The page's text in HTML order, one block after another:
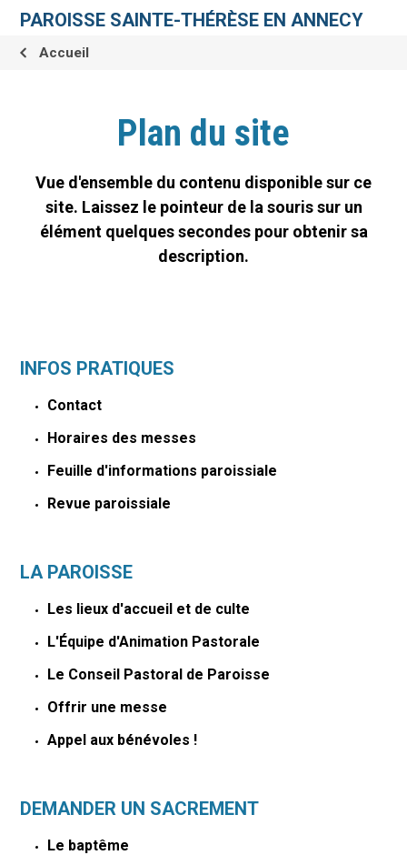
contenu.
personnelsPAROISSE SAINTE-THÉRÈSE EN ANNECY
Accueil
Plan du site
Vue d'ensemble du contenu disponible sur ce
site. Laissez le pointeur de la souris sur un
élément quelques secondes pour obtenir sa
description.
INFOS PRATIQUES
Contact
Horaires des messes
Feuille d'informations paroissiale
Revue paroissiale
LA PAROISSE
Les lieux d'accueil et de culte
L'Équipe d'Animation Pastorale
Le Conseil Pastoral de Paroisse
Offrir une messe
Appel aux bénévoles !
DEMANDER UN SACREMENT
Le baptême